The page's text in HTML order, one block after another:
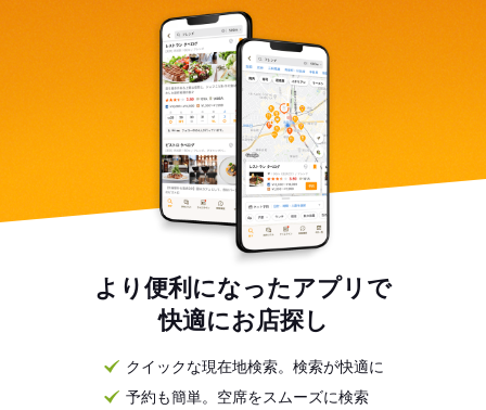
より便利になったアプリで
快適にお店探し
クイックな現在地検索。検索が快適に
予約も簡単。空席をスムーズに検索